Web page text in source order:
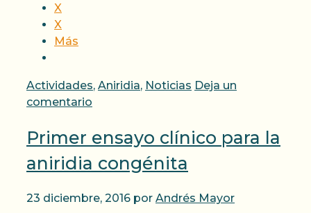
X
X
Más
Categorías
Actividades, Aniridia, Noticias Deja un
comentario
Primer ensayo clínico para la
aniridia congénita
23 diciembre, 2016 por Andrés Mayor